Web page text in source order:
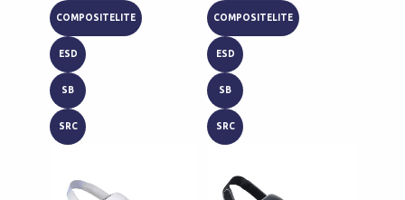
COMPOSITELITE
ESD
SB
SRC
COMPOSITELITE
ESD
SB
SRC